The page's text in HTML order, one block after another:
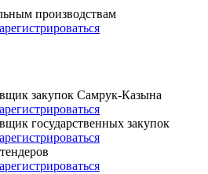
производствам
закупок Самрук-Казына
государственных закупок